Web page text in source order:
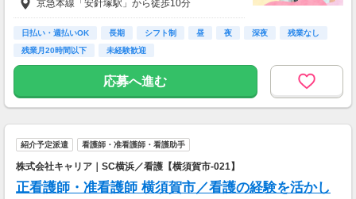
月収例：281600円（時給1600円×8h×22日稼働
の場合）
京急本線「安針塚駅」から徒歩10分
日払い・週払いOK 長期 シフト制 昼 夜 深夜
残業なし
残業月20時間以下
未経験歓迎
応募へ進む
紹介予定派遣 看護師・准看護師・看護助手
株式会社キャリア｜SC横浜／看護【横須賀市-021】
正看護師・准看護師 横須賀市／看護の経験を活かし